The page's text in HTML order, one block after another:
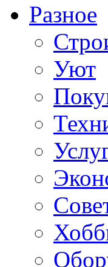
Разное
Уют